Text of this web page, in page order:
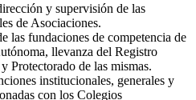
y supervisión de las
de Asociaciones.
las fundaciones de competencia de
llevanza del Registro
Protectorado de las mismas.
institucionales, generales y
con los Colegios